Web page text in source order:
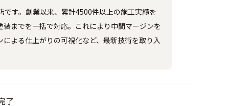
す。創業以来、累計4500件以上の施工実績を
までを一括で対応。これにより中間マージンを
よる仕上がりの可視化など、最新技術を取り入